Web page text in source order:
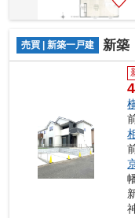
売買 | 新築一戸建 新築 京